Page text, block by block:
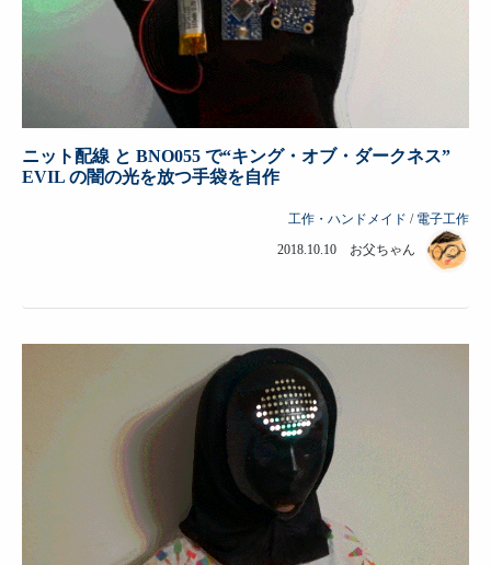
ニット配線 と BNO055 で“キング・オブ・ダークネス”
EVIL の闇の光を放つ手袋を自作
工作・ハンドメイド / 電子工作
2018.10.10 お父ちゃん